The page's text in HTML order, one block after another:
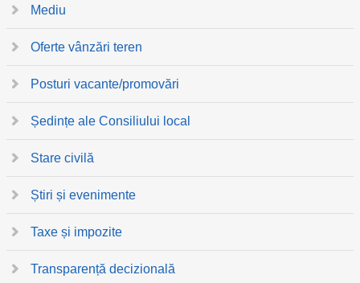
Mediu
Oferte vânzări teren
Posturi vacante/promovări
Ședințe ale Consiliului local
Stare civilă
Știri și evenimente
Taxe și impozite
Transparență decizională